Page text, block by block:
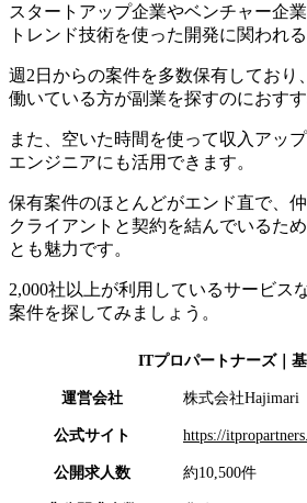
スタートアップ企業やベンチャー企
トレンド技術を使った開発に関われ
週2日からの案件を多数保有しており
働いている方が副業を探すのにおす
また、空いた時間を使って収入アッ
エンジニアにも活用できます。
保有案件のほとんどがエンド直で、
クライアントと契約を結んでいるた
とも魅力です。
2,000社以上が利用しているサービス
案件を探してみましょう。
ITプロパートナーズ｜
運営会社 株式会社Hajimari
公式サイト https://
公開求人数 約10,500件